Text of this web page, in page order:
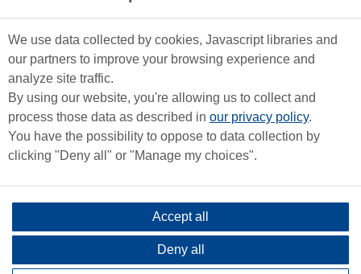
Zwei gemütliche und komfortable Doppelkabinen im Heck
und eine gut zugängliche und praktische Toilette.
Seemannschaft und Komfort an Bord machen dieses
moderne und leistungsstarke Boot zu einer
außergewöhnlichen Segelyacht.
Eigenschaften
TYP :Einrümpfer
We use data collected by cookies, Javascript libraries and
our partners to improve your browsing experience and
analyze site traffic.
By using our website, you're allowing us to collect and
process those data as described in our privacy policy.
You have the possibility to oppose to data collection by
clicking "Deny all" or "Manage my choices".
Accept all
Deny all